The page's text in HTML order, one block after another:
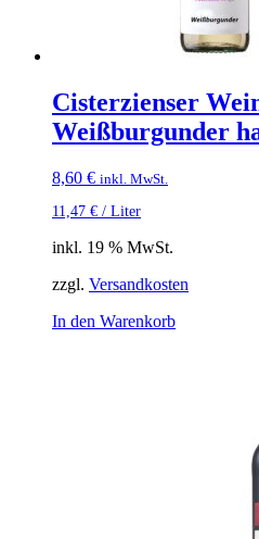
Cisterzienser
Weißburgunder
8,60 € inkl. MwSt.
11,47 € / Liter
inkl. 19 % MwSt.
zzgl. Versandkosten
In den Warenkorb